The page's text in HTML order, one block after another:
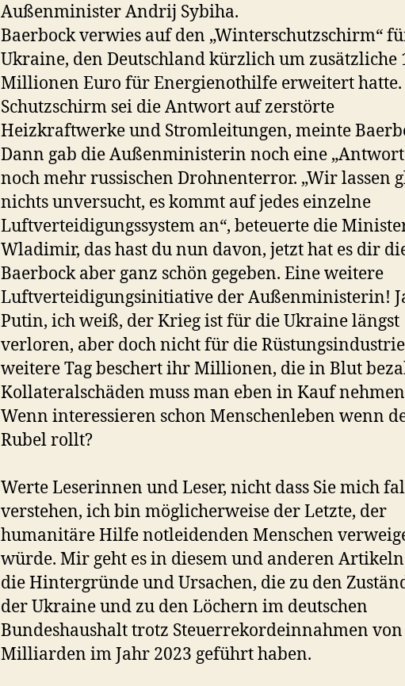
Außenminister Andrij Sybiha.
Baerbock verwies auf den „Winterschutzschirm“
Ukraine, den Deutschland kürzlich um zusätzliche
Millionen Euro für Energienothilfe erweitert hatte.
Schutzschirm sei die Antwort auf zerstörte
Heizkraftwerke und Stromleitungen, meinte
Dann gab die Außenministerin noch eine
noch mehr russischen Drohnenterror. „Wir lassen
nichts unversucht, es kommt auf jedes einzelne
Luftverteidigungssystem an“, beteuerte die
Wladimir, das hast du nun davon, jetzt hat es dir
Baerbock aber ganz schön gegeben. Eine weitere
Luftverteidigungsinitiative der Außenministerin!
Putin, ich weiß, der Krieg ist für die Ukraine längst
verloren, aber doch nicht für die
weitere Tag beschert ihr Millionen, die in Blut
Kollateralschäden muss man eben in Kauf
Wenn interessieren schon Menschenleben wenn
Rubel rollt?
Werte Leserinnen und Leser, nicht dass Sie mich
verstehen, ich bin möglicherweise der Letzte, der
humanitäre Hilfe notleidenden Menschen
würde. Mir geht es in diesem und anderen
die Hintergründe und Ursachen, die zu den
der Ukraine und zu den Löchern im deutschen
Bundeshaushalt trotz Steuerrekordeinnahmen von
Milliarden im Jahr 2023 geführt haben.